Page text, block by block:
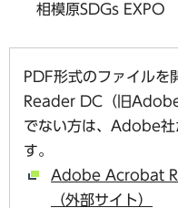
相模原SDGs EXPO
PDF形式のファイル
Reader DC（旧
でない方は、Adobe社
す。
Adobe Acrobat
（外部サイト）